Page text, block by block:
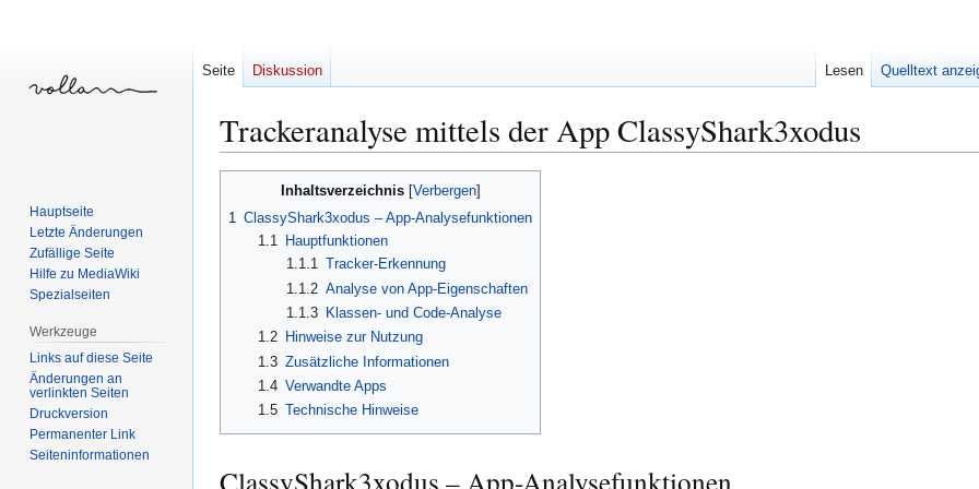
Trackeranalyse mittels der App ClassyShark3xodus
Inhaltsverzeichnis
1 ClassyShark3xodus – App-Analysefunktionen
1.1
Hauptfunktionen
1.1.1 Tracker-Erkennung
1.1.2 Analyse von App-Eigenschaften
1.1.3 Klassen- und Code-Analyse
1.2
Hinweise zur Nutzung
1.3 Zusätzliche Informationen
1.4 Verwandte Apps
1.5 Technische Hinweise
ClassyShark3xodus – App-Analysefunktionen
Seite Diskussion Lesen Quelltext
Hauptseite
Letzte Änderungen
Zufällige Seite
Hilfe zu MediaWiki
Spezialseiten
Werkzeuge
Links auf diese Seite
Änderungen an
verlinkten Seiten
Druckversion
Permanenter Link
Seiten­­informationen